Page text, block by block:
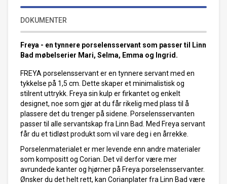
DOKUMENTER
Freya - en tynnere porselensservant som passer til Linn
Bad møbelserier Mari, Selma, Emma og Ingrid.
FREYA porselensservant er en tynnere servant med en
tykkelse på 1,5 cm. Dette skaper et minimalistisk og
stilrent uttrykk. Freya sin kulp er firkantet og enkelt
designet, noe som gjør at du får rikelig med plass til å
plassere det du trenger på sidene. Porselensservanten
passer til alle servantskap fra Linn Bad. Med Freya servant
får du et tidløst produkt som vil vare deg i en årrekke.
Porselenmaterialet er mer levende enn andre materialer
som kompositt og Corian. Det vil derfor være mer
avrundede kanter og hjørner på Freya porselensservanter.
Ønsker du det helt rett, kan Corianplater fra Linn Bad være